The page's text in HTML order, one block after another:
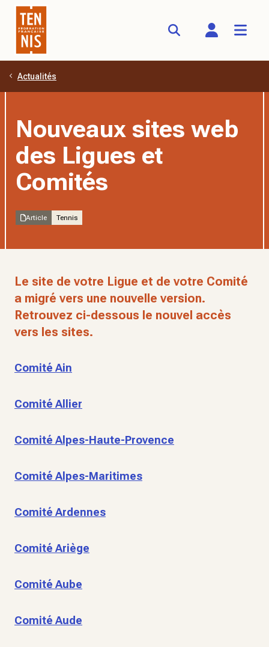
Aller au contenu principal
Actualités
Nouveaux sites web
des Ligues et
Comités
Article Tennis
Le site de votre Ligue et de votre Comité
a migré vers une nouvelle version.
Retrouvez ci-dessous le nouvel accès
vers les sites.
Comité Ain
Comité Allier
Comité Alpes-Haute-Provence
Comité Alpes-Maritimes
Comité Ardennes
Comité Ariège
Comité Aube
Comité Aude